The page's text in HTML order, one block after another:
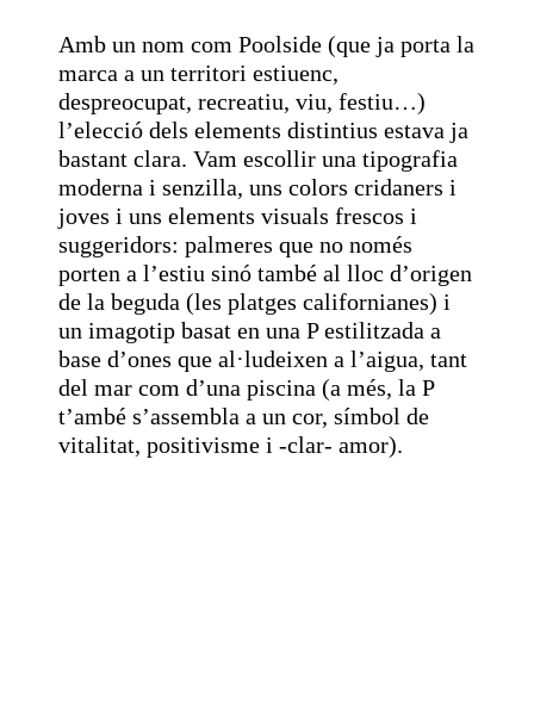
Amb un nom com Poolside (que ja porta la
marca a un territori estiuenc,
despreocupat, recreatiu, viu, festiu…)
l’elecció dels elements distintius estava ja
bastant clara. Vam escollir una tipografia
moderna i senzilla, uns colors cridaners i
joves i uns elements visuals frescos i
suggeridors: palmeres que no només
porten a l’estiu sinó també al lloc d’origen
de la beguda (les platges californianes) i
un imagotip basat en una P estilitzada a
base d’ones que al·ludeixen a l’aigua, tant
del mar com d’una piscina (a més, la P
t’ambé s’assembla a un cor, símbol de
vitalitat, positivisme i -clar- amor).